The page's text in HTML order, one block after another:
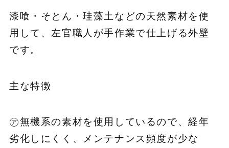
漆喰・そとん・珪藻土などの天然素材を使
用して、左官職人が手作業で仕上げる外壁
です。
主な特徴
㋐無機系の素材を使用しているので、経年
劣化しにくく、メンテナンス頻度が少な